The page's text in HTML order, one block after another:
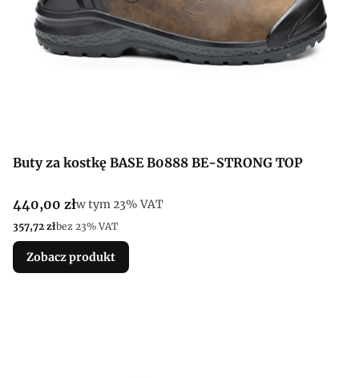
Buty za kostkę BASE B0888 BE-STRONG TOP
Cena brutto
440,00 złw tym %s VAT
w tym23% VAT
Cena netto
357,72 złbez 23% VAT
Zobacz produkt